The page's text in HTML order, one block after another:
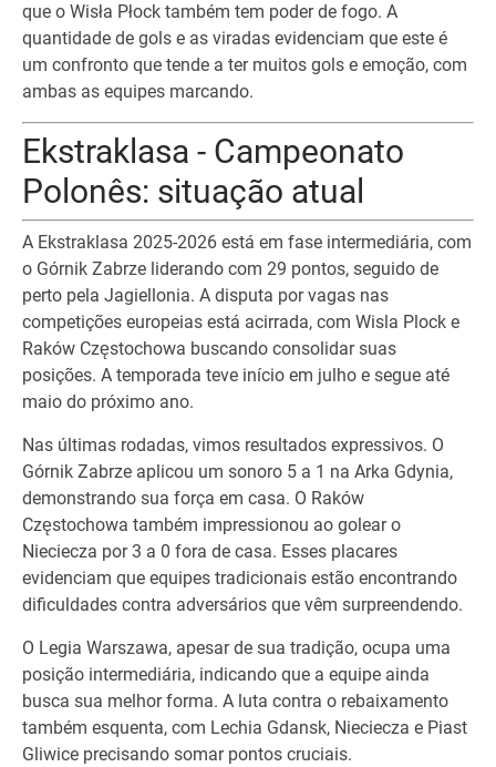
que o Wisła Płock também tem poder de fogo. A
quantidade de gols e as viradas evidenciam que este é
um confronto que tende a ter muitos gols e emoção, com
ambas as equipes marcando.
Ekstraklasa - Campeonato
Polonês: situação atual
A Ekstraklasa 2025-2026 está em fase intermediária, com
o Górnik Zabrze liderando com 29 pontos, seguido de
perto pela Jagiellonia. A disputa por vagas nas
competições europeias está acirrada, com Wisla Plock e
Raków Częstochowa buscando consolidar suas
posições. A temporada teve início em julho e segue até
maio do próximo ano.
Nas últimas rodadas, vimos resultados expressivos. O
Górnik Zabrze aplicou um sonoro 5 a 1 na Arka Gdynia,
demonstrando sua força em casa. O Raków
Częstochowa também impressionou ao golear o
Nieciecza por 3 a 0 fora de casa. Esses placares
evidenciam que equipes tradicionais estão encontrando
dificuldades contra adversários que vêm surpreendendo.
O Legia Warszawa, apesar de sua tradição, ocupa uma
posição intermediária, indicando que a equipe ainda
busca sua melhor forma. A luta contra o rebaixamento
também esquenta, com Lechia Gdansk, Nieciecza e Piast
Gliwice precisando somar pontos cruciais.